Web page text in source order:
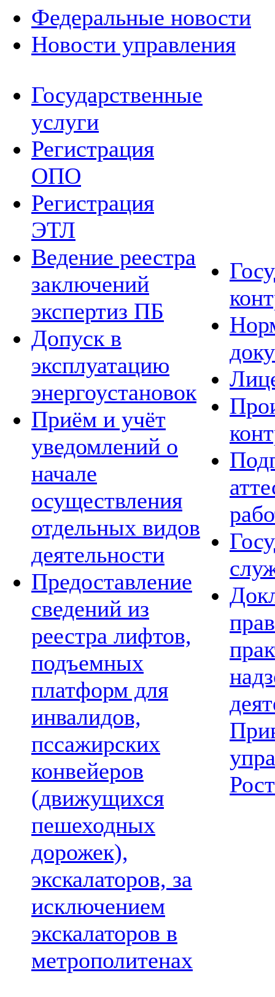
Федеральные новости
Новости управления
Государственные
услуги
Регистрация
ОПО
Регистрация
ЭТЛ
Ведение реестра
заключений
экспертиз ПБ
Допуск в
эксплуатацию
энергоустановок
Приём и учёт
уведомлений о
начале
осуществления
отдельных видов
деятельности
Предоставление
сведений из
реестра лифтов,
подъемных
платформ для
инвалидов,
пссажирских
конвейеров
(движущихся
пешеходных
дорожек),
экскалаторов, за
исключением
экскалаторов в
метрополитенах